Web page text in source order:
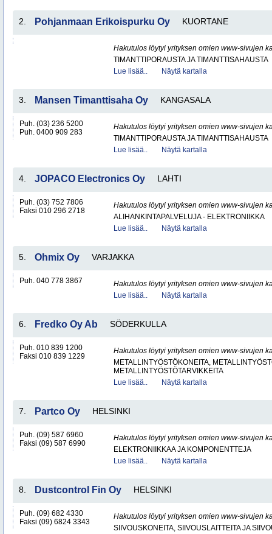
2. Pohjanmaan Erikoispurku Oy KUORTANE
Hakutulos löytyi yrityksen omien www-sivujen
TIMANTTIPORAUSTA JA TIMANTTISAHAUSTA
Lue lisää..
Näytä kartalla
3. Mansen Timanttisaha Oy KANGASALA
Puh. (03) 236 5200
Puh. 0400 909 283
Hakutulos löytyi yrityksen omien www-sivujen
TIMANTTIPORAUSTA JA TIMANTTISAHAUSTA
Lue lisää..
Näytä kartalla
4. JOPACO Electronics Oy LAHTI
Puh. (03) 752 7806
Faksi 010 296 2718
Hakutulos löytyi yrityksen omien www-sivujen
ALIHANKINTAPALVELUJA - ELEKTRONIIKKA
Lue lisää..
Näytä kartalla
5. Ohmix Oy VARJAKKA
Puh. 040 778 3867
Hakutulos löytyi yrityksen omien www-sivujen
Lue lisää..
Näytä kartalla
6. Fredko Oy Ab SÖDERKULLA
Puh. 010 839 1200
Faksi 010 839 1229
Hakutulos löytyi yrityksen omien www-sivujen
METALLINTYÖSTÖKONEITA,
METALLINTYÖSTÖTARVIKKEITA
Lue lisää..
Näytä kartalla
7. Partco Oy HELSINKI
Puh. (09) 587 6960
Faksi (09) 587 6990
Hakutulos löytyi yrityksen omien www-sivujen
ELEKTRONIIKKAA JA KOMPONENTTEJA
Lue lisää..
Näytä kartalla
8. Dustcontrol Fin Oy HELSINKI
Puh. (09) 682 4330
Faksi (09) 6824 3343
Hakutulos löytyi yrityksen omien www-sivujen
SIIVOUSKONEITA, SIIVOUSLAITTEITA JA